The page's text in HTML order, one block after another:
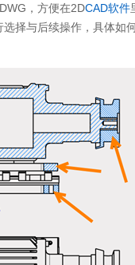
，方便在2DCAD软件
择与后续操作，具体如